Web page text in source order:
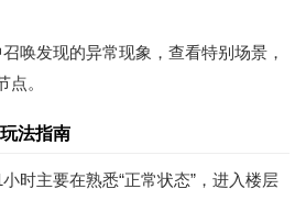
唤发现的异常现象，查看特别场景，
。
法指南
时主要在熟悉“正常状态”，进入楼层